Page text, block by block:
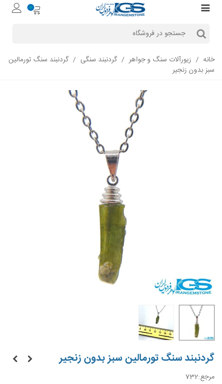
0
خانه / زیورآلات سنگ و جواهر / گردنبند سنگی / گردنبند سنگ تورمالین
سبز بدون زنجیر
گردنبند سنگ تورمالین سبز بدون زنجیر
مرجع:732